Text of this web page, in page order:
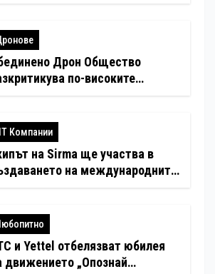
Дрон Общество
по-високите
Компании
на Sirma ще участва в
на международните
и Yettel отбелязват юбилея
движението „Опознай